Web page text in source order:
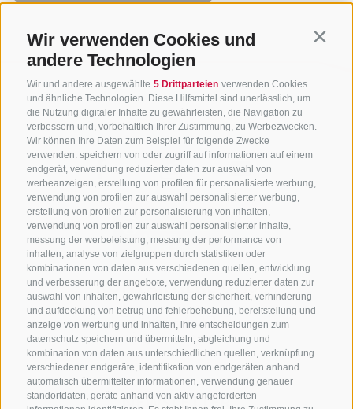
Wir verwenden Cookies und
andere Technologien
Wir und andere ausgewählte 5 Drittparteien verwenden Cookies
und ähnliche Technologien. Diese Hilfsmittel sind unerlässlich, um
die Nutzung digitaler Inhalte zu gewährleisten, die Navigation zu
verbessern und, vorbehaltlich Ihrer Zustimmung, zu Werbezwecken.
Wir können Ihre Daten zum Beispiel für folgende Zwecke
verwenden: speichern von oder zugriff auf informationen auf einem
endgerät, verwendung reduzierter daten zur auswahl von
werbeanzeigen, erstellung von profilen für personalisierte werbung,
verwendung von profilen zur auswahl personalisierter werbung,
erstellung von profilen zur personalisierung von inhalten,
verwendung von profilen zur auswahl personalisierter inhalte,
messung der werbeleistung, messung der performance von
inhalten, analyse von zielgruppen durch statistiken oder
kombinationen von daten aus verschiedenen quellen, entwicklung
und verbesserung der angebote, verwendung reduzierter daten zur
auswahl von inhalten, gewährleistung der sicherheit, verhinderung
und aufdeckung von betrug und fehlerbehebung, bereitstellung und
anzeige von werbung und inhalten, ihre entscheidungen zum
datenschutz speichern und übermitteln, abgleichung und
kombination von daten aus unterschiedlichen quellen, verknüpfung
verschiedener endgeräte, identifikation von endgeräten anhand
automatisch übermittelter informationen, verwendung genauer
standortdaten, geräte anhand von aktiv angeforderten
KONTAKTIERE UNS
+39 0472 765 325
info@sterzing.com
NEWSLETTER